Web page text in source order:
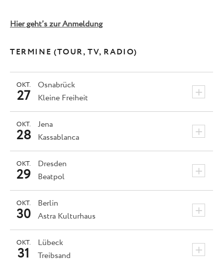
Hier geht’s zur Anmeldung
TERMINE (TOUR, TV, RADIO)
Osnabrück +
OKT.
27 Kleine Freiheit
Jena +
OKT.
28 Kassablanca
Dresden +
OKT.
29 Beatpol
Berlin +
OKT.
30 Astra Kulturhaus
Lübeck +
OKT.
31 Treibsand